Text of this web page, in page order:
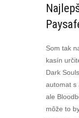
Som tak
kasín
Dark
automat s
ale
môže to